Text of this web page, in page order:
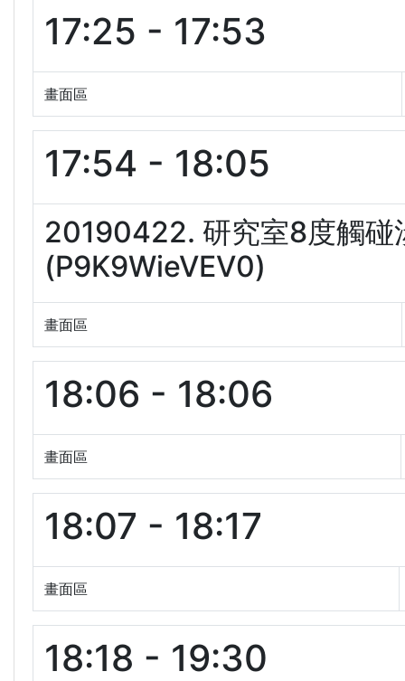
17:25 - 17:53
畫面區
17:54 - 18:05
20190422. 研究室8度觸碰
(P9K9WieVEV0)
畫面區
18:06 - 18:06
畫面區
18:07 - 18:17
畫面區
18:18 - 19:30